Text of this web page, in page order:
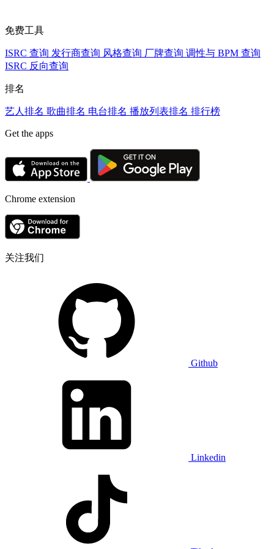
免费工具
ISRC 查询 发行商查询 风格查询 厂牌查询 调性与 BPM 查询
ISRC 反向查询
排名
艺人排名 歌曲排名 电台排名 播放列表排名 排行榜
Get the apps
Chrome extension
关注我们
Github
Linkedin